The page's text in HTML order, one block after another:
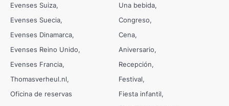
Evenses Suiza
Evenses Suecia
Evenses Dinamarca
Evenses Reino Unido
Evenses Francia
Thomasverheul.nl
Oficina de reservas
Una bebida
Congreso
Cena
Aniversario
Recepción
Festival
Fiesta infantil